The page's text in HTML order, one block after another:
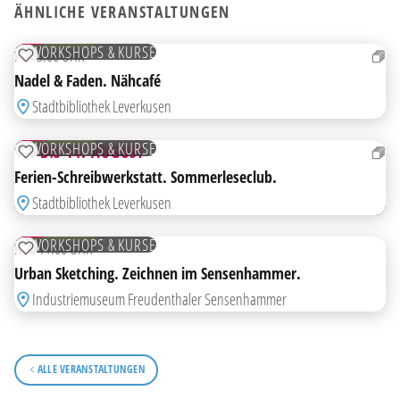
ÄHNLICHE VERANSTALTUNGEN
07
WORKSHOPS & KURSE
ZUR MERKLISTE HINZUFÜGEN
FR15:00 UHR
Nadel & Faden. Nähcafé
Stadtbibliothek Leverkusen
AB
10
WORKSHOPS & KURSE
ZUR MERKLISTE HINZUFÜGEN
10. BIS 14. AUGUST
Ferien-Schreibwerkstatt. Sommerleseclub.
Stadtbibliothek Leverkusen
10
WORKSHOPS & KURSE
ZUR MERKLISTE HINZUFÜGEN
MO11:00 UHR
Urban Sketching. Zeichnen im Sensenhammer.
Industriemuseum Freudenthaler Sensenhammer
ALLE VERANSTALTUNGEN